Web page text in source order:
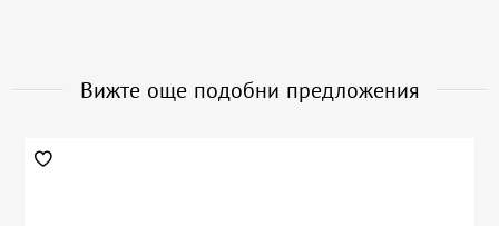
Вижте още подобни предложения